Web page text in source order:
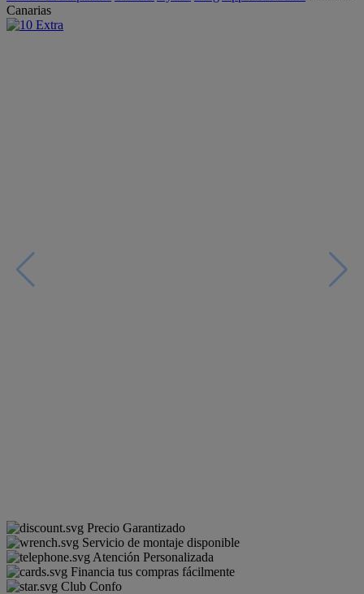
Canarias
Precio Garantizado
Servicio de montaje disponible
Atención Personalizada
Financia tus compras fácilmente
Club Confo